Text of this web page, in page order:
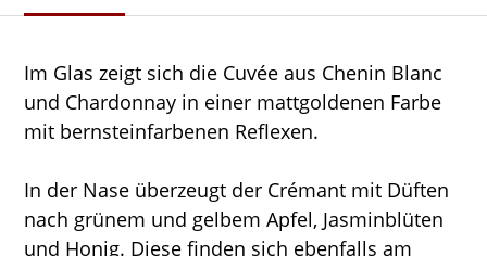
Im Glas zeigt sich die Cuvée aus Chenin Blanc
und Chardonnay in einer mattgoldenen Farbe
mit bernsteinfarbenen Reflexen.
In der Nase überzeugt der Crémant mit Düften
nach grünem und gelbem Apfel, Jasminblüten
und Honig. Diese finden sich ebenfalls am